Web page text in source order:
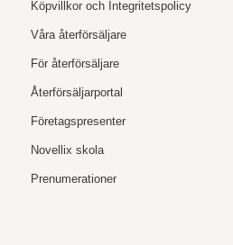
Köpvillkor och Integritetspolicy
Våra återförsäljare
För återförsäljare
Återförsäljarportal
Företagspresenter
Novellix skola
Prenumerationer